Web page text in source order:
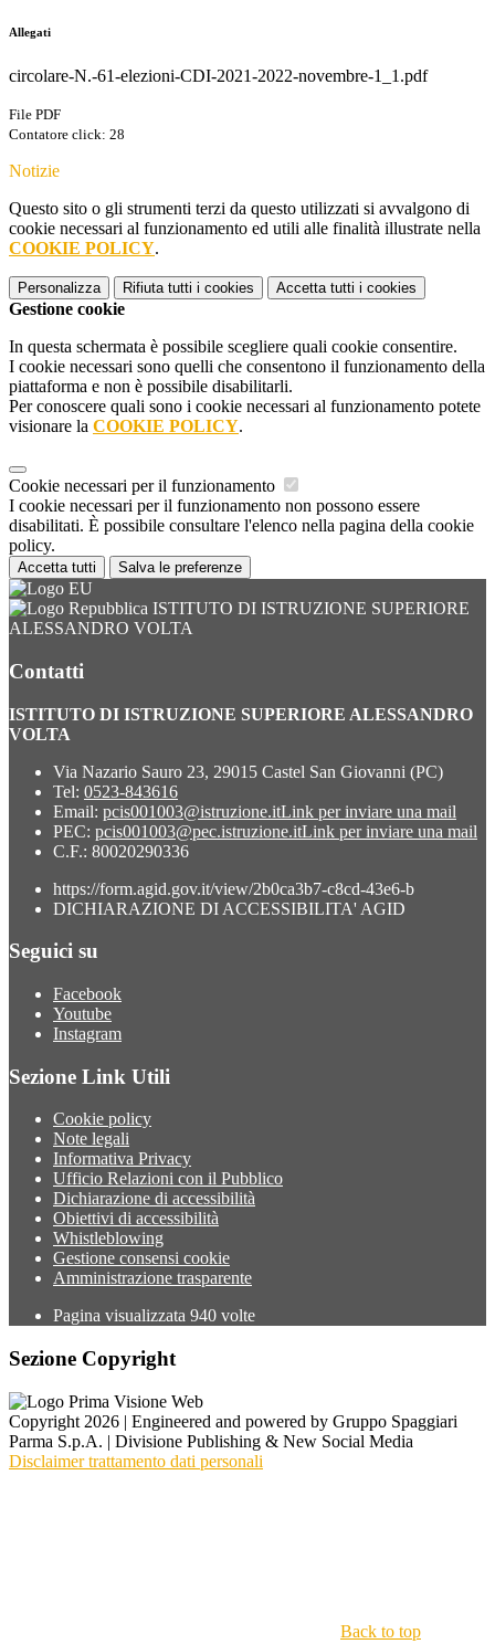
Allegati
circolare-N.-61-elezioni-CDI-2021-2022-novembre-1_1.pdf
File PDF
Contatore click: 28
Notizie
Questo sito o gli strumenti terzi da questo utilizzati si avvalgono di
cookie necessari al funzionamento ed utili alle finalità illustrate nella
COOKIE POLICY.
Personalizza Rifiuta tutti i cookies Accetta tutti i cookies
Gestione cookie
In questa schermata è possibile scegliere quali cookie consentire.
I cookie necessari sono quelli che consentono il funzionamento della
piattaforma e non è possibile disabilitarli.
Per conoscere quali sono i cookie necessari al funzionamento potete
visionare la COOKIE POLICY.
Cookie necessari per il funzionamento
I cookie necessari per il funzionamento non possono essere
disabilitati. È possibile consultare l'elenco nella pagina della cookie
policy.
Accetta tutti Salva le preferenze
ISTITUTO DI ISTRUZIONE SUPERIORE
ALESSANDRO VOLTA
Contatti
ISTITUTO DI ISTRUZIONE SUPERIORE ALESSANDRO
VOLTA
Via Nazario Sauro 23, 29015 Castel San Giovanni (PC)
Tel: 0523-843616
Email: pcis001003@istruzione.itLink per inviare una mail
PEC: pcis001003@pec.istruzione.itLink per inviare una mail
C.F.: 80020290336
https://form.agid.gov.it/view/2b0ca3b7-c8cd-43e6-b
DICHIARAZIONE DI ACCESSIBILITA' AGID
Seguici su
Facebook
Youtube
Instagram
Sezione Link Utili
Cookie policy
Note legali
Informativa Privacy
Ufficio Relazioni con il Pubblico
Dichiarazione di accessibilità
Obiettivi di accessibilità
Whistleblowing
Gestione consensi cookie
Amministrazione trasparente
Pagina visualizzata 940 volte
Sezione Copyright
Copyright 2026 | Engineered and powered by Gruppo Spaggiari
Parma S.p.A. | Divisione Publishing & New Social Media
Disclaimer trattamento dati personali
Back to top